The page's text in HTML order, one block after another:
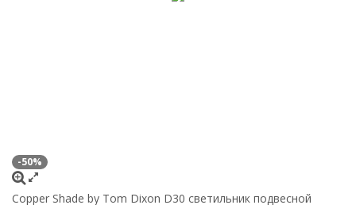
-50%
Copper Shade by Tom Dixon D30 светильник подвесной